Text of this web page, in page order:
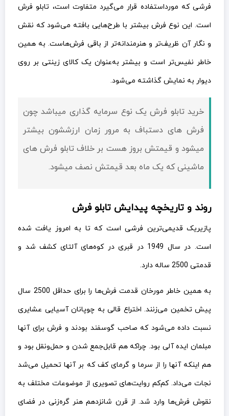
فرشی که مورداستفاده قرار می‌گیرد متفاوت است، تابلو فرش
است. این نوع فرش بیشتر با طرح‌هایی بافته می‌شود که نقش
و نگار آن ظریف‌تر و هنرمندانه‌تر از باقی فرش‌هاست. به همین
خاطر نفیس‌تر است و بیشتر به‌عنوان یک کالای زینتی بر روی
دیوار به نمایش گذاشته می‌شود.
خرید تابلو فرش یک نوع سرمایه گذاری میباشد چون
فرش های دستباف به مرور زمان ارزششون بیشتر
میشود و قيمتش بروز هست بر خلاف تابلو فرش های
ماشینی که یک ماه بعد قيمتش نصف میشود.
روند و تاریخچه پیدایش تابلو فرش
پازیریک قدیمی‌ترین فرشی است که تا به امروز یافت شده
است. در سال 1949 در قبری در کوه‌های آلتای کشف شد و
قدمتی 2500 ساله دارد.
به همین خاطر مورخان قدمت فرش‌ها را برای حداقل 2500 سال
پیش تخمین می‌زنند. اختراع قالی به چوپانان آسیایی عشایری
نسبت داده می‌شود که صاحب گوسفند بودند و فرش برای آنها
مبلمان ایده آلی بود. چراکه هم قابل‌جمع شدن و حمل‌ونقل بود و
هم اینکه آنها را از سرما و گرمای کف که بر آنها تحمیل می‌شد
نجات می‌داد. کم‌کم روایت‌های تصویری از موضوعات مختلف به
نقوش فرش‌ها وارد شد. از قرن شانزدهم هنر گره‌زنی در فضای